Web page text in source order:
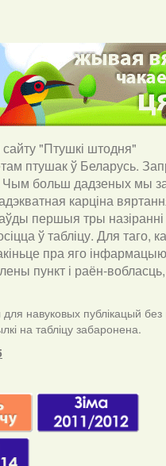
"Птушкі штодня"
птушак ў Беларусь.
Чым больш дадзеных мы
карціна
першыя тры
ў табліцу. Для таго,
пра яго
пункт і раён-
навуковых публікацый без
на табліцу забаронена.